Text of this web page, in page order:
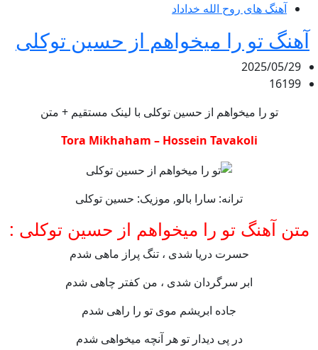
آهنگ های روح الله خداداد
آهنگ تو را میخواهم از حسین توکلی
2025/05/29
16199
تو را میخواهم از حسین توکلی با لینک مستقیم + متن
Tora Mikhaham – Hossein Tavakoli
ترانه: سارا بالو, موزیک: حسین توکلی
متن آهنگ تو را میخواهم از حسین توکلی :
حسرت دریا شدی ، تنگ پراز ماهی شدم
ابر سرگردان شدی ، من کفتر چاهی شدم
جاده ابریشم موی تو را راهی شدم
در پی دیدار تو هر آنچه میخواهی شدم